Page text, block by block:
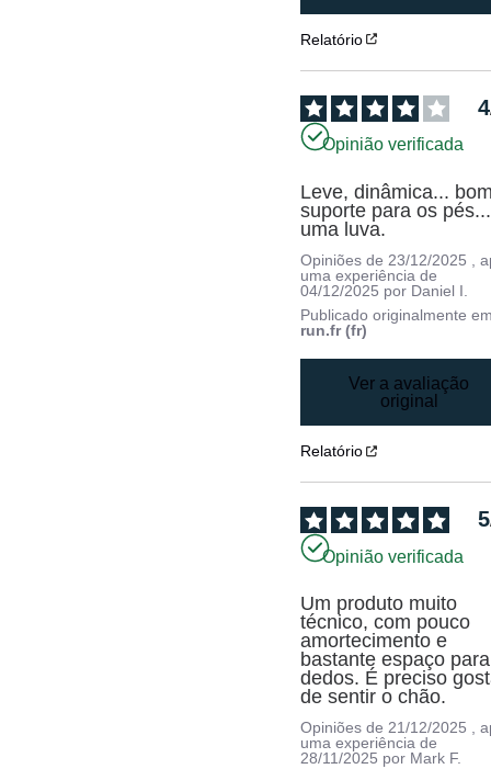
Relatório
4
Opinião verificada
Leve, dinâmica...
suporte para os pés...
uma luva.
Opiniões de 23/12/2025
,
uma experiência de
04/12/2025 por Daniel I.
Publicado originalmente
run.fr (fr)
Ver a avaliação
original
Relatório
5
Opinião verificada
Um produto muito
técnico, com pouco
amortecimento e
bastante espaço
dedos. É preciso
de sentir o chão.
Opiniões de21/12/2025 ,
uma experiência de
28/11/2025 por Mark F.